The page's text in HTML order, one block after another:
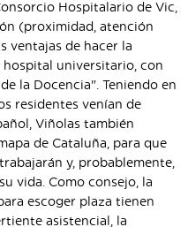
Hospitalario de Vic,
(proximidad, atención
ventajas de hacer la
hospital universitario, con
la Docencia". Teniendo en
residentes venían de
Viñolas también
de Cataluña, para que
y, probablemente,
vida. Como consejo, la
escoger plaza tienen
asistencial, la